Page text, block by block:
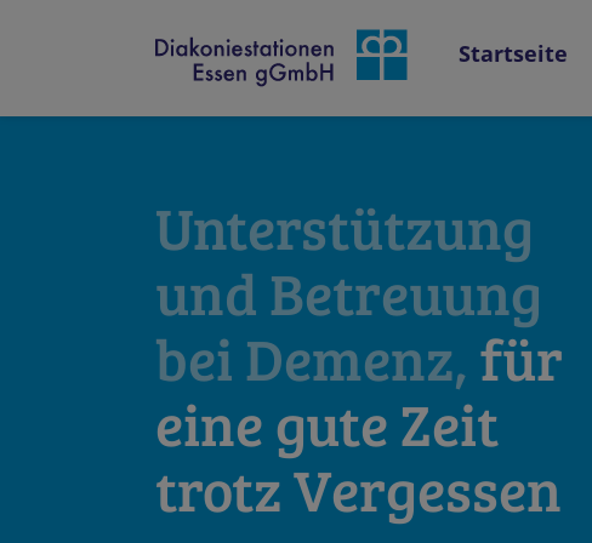
Startseite
Unterstützung
und Betreuung
bei Demenz,für
eine gute Zeit
trotz Vergessen